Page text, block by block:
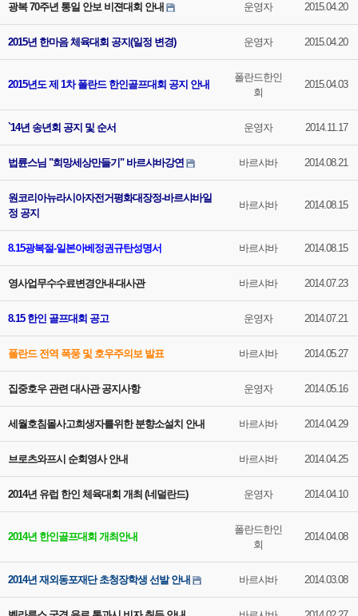
광복 70주년 통일 안보 비젼대회 안내 운영자 2015.04.20
2015년 한마음 체육대회 공지(일정 변경) 운영자 2015.04.20
2015년도 제 1차 폴란드 한인골프대회 공지 안내
폴란드한인
회
2015.04.03
`14년 송년회 공지 및 순서 운영자 2014.11.17
법륜스님 "희망세상만들기" 바르샤바강연 바르샤바 2014.08.21
원코리아뉴라시아자전거평화대장정-바르샤바일
정 공지
바르샤바 2014.08.15
8.15광복절-일본아베정권규탄성명서 바르샤바 2014.08.15
영사업무수수료변경안내-대사관 바르샤바 2014.07.23
8.15 한인 골프대회 공고 운영자 2014.07.21
폴란드 전역 폭풍 및 호우주의보 발표 바르샤바 2014.05.27
집중호우 관련 대사관 공지사항 운영자 2014.05.16
세월호침몰사고희생자를위한 분향소설치 안내 바르샤바 2014.04.29
브로츠와프시 순회영사 안내 바르샤바 2014.04.25
2014년 유럽 한인 체육대회 개최 (네덜란드) 운영자 2014.04.10
2014년 한인골프대회 개최안내
폴란드한인
회
2014.04.08
2014년 재외동포재단 초청장학생 선발 안내 바르샤바 2014.03.08